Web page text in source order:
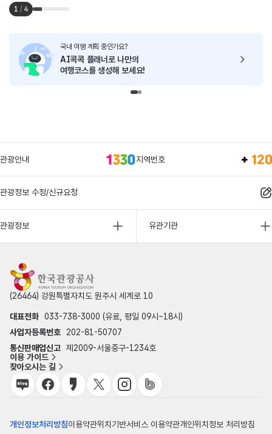
1 / 4
국내 여행 계획 중인가요?
AI콕콕 플래너로 나만의
여행코스를 생성해 보세요!
관광안내 지역번호
관광정보 수정/신규요청
관광정보 유관기관
(26464) 강원특별자치도 원주시 세계로 10
대표전화 033-738-3000 (유료, 평일 09시~18시)
사업자등록번호
202-81-50707
통신판매업신고 제2009-서울중구-1234호
이용 가이드
찾아오시는 길
개인정보처리방침이용약관위치기반서비스 이용약관개인위치정보 처리방침